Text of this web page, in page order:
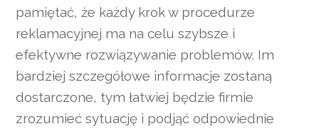
pamiętać, że każdy krok w procedurze
reklamacyjnej ma na celu szybsze i
efektywne rozwiązywanie problemów. Im
bardziej szczegółowe informacje zostaną
dostarczone, tym łatwiej będzie firmie
zrozumieć sytuację i podjąć odpowiednie